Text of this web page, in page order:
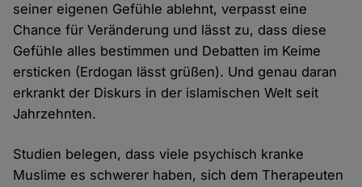
seiner eigenen Gefühle ablehnt, verpasst eine
Chance für Veränderung und lässt zu, dass diese
Gefühle alles bestimmen und Debatten im Keime
ersticken (Erdogan lässt grüßen). Und genau daran
erkrankt der Diskurs in der islamischen Welt seit
Jahrzehnten.
Studien belegen, dass viele psychisch kranke
Muslime es schwerer haben, sich dem Therapeuten